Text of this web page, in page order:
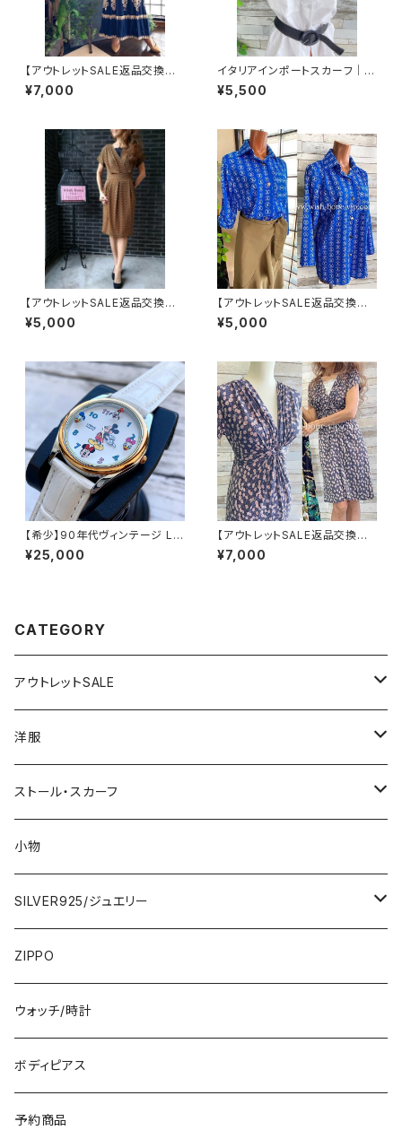
【アウトレットSALE返品交換不
可8/20まで】イタリア製マキシ
ワンピース インポート ロング
¥7,000
イタリアインポートスカーフ｜小
さめスカーフ ツヤスカーフ・SIL
K風 バッグスカーフ/オレンジ＆
¥5,500
【アウトレットSALE返品交換不
可8/20まで】フランス製インポ
ートワンピース｜LONNKEL P
ン系
¥5,000
【アウトレットSALE返品交換不
可8/20まで】イタリア製シャツ・
ブラウス・トップス｜Made in IT
¥5,000
【希少】90年代ヴィンテージ LO
RUS（SEIKO）ミッキーマウス
腕時計（RRS260） 1990年代
¥25,000
【アウトレットSALE返品交換不
可フランス製インポートワンピー
ス｜FIFILLES de PARIS フィ
¥7,000
CATEGORY
アウトレットSALE
1000円
2000円
3000円
5000円
7000円
洋服
インポートワンピース
ロング・マキシ
ひざ・ミディ
トップス・カーディガン・アウター
カーディガン
イタリア製ジャケット
スカート・パンツ
ストール・スカーフ
大判ストール・ロングスカーフ
小さめスカーフ
コットンストール・スカーフ
冬物・マフラー
小物
SILVER925/ジュエリー
指輪・リング
ネックレス・ペンダントトップ
ピアス・イヤリング
ブレスレット・バングル
ZIPPO
ウォッチ/時計
ボディピアス
予約商品